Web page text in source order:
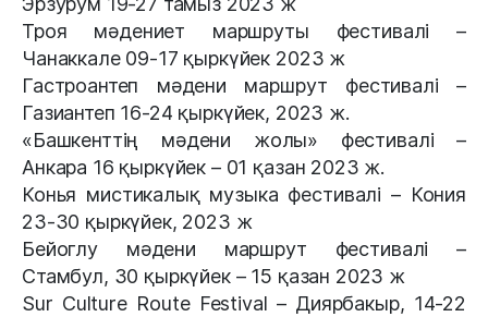
Троя мәдениет маршруты фестивалі –
Чанаккале 09-17 қыркүйек 2023 ж
Гастроантеп мәдени маршрут фестивалі –
Газиантеп 16-24 қыркүйек, 2023 ж.
«Башкенттің мәдени жолы» фестивалі –
Анкара 16 қыркүйек – 01 қазан 2023 ж.
Конья мистикалық музыка фестивалі – Кония
23-30 қыркүйек, 2023 ж
Бейоглу мәдени маршрут фестивалі –
Стамбул, 30 қыркүйек – 15 қазан 2023 ж
Sur Culture Route Festival – Диярбакыр, 14-22